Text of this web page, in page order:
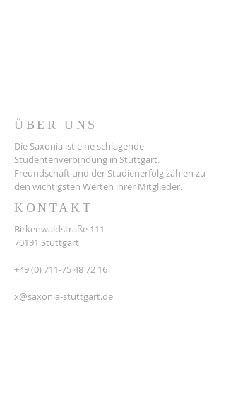
ÜBER UNS
Die Saxonia ist eine schlagende
Studentenverbindung in Stuttgart.
Freundschaft und der Studienerfolg zählen zu
den wichtigsten Werten ihrer Mitglieder.
KONTAKT
Birkenwaldstraße 111
70191 Stuttgart
+49 (0) 711-75 48 72 16
x@saxonia-stuttgart.de